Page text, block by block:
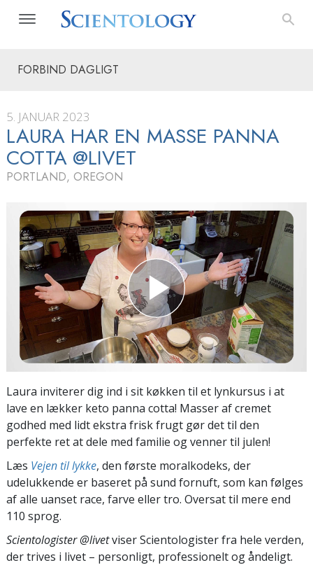
FORBIND DAGLIGT
5. JANUAR 2023
LAURA HAR EN MASSE PANNA
COTTA @LIVET
PORTLAND, OREGON
Laura inviterer dig ind i sit køkken til et lynkursus i at
lave en lækker keto panna cotta! Masser af cremet
godhed med lidt ekstra frisk frugt gør det til den
perfekte ret at dele med familie og venner til julen!
Læs Vejen til lykke, den første moralkodeks, der
udelukkende er baseret på sund fornuft, som kan følges
af alle uanset race, farve eller tro. Oversat til mere end
110 sprog.
Scientologister @livetviser Scientologister fra hele verden,
der trives i livet – personligt, professionelt og åndeligt.